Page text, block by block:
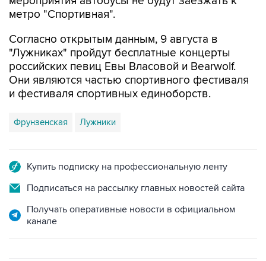
метро "Спортивная".
Согласно открытым данным, 9 августа в
"Лужниках" пройдут бесплатные концерты
российских певиц Евы Власовой и Bearwolf.
Они являются частью спортивного фестиваля
и фестиваля спортивных единоборств.
Фрунзенская Лужники
Купить подписку на профессиональную ленту
Подписаться на рассылку главных новостей сайта
Получать оперативные новости в официальном
канале